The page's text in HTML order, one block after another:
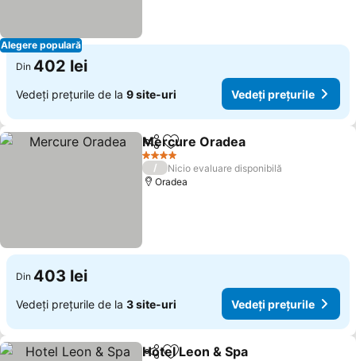
Alegere populară
Din 402 lei
Vedeți prețurile de la 9 site-uri Vedeți prețurile
DistribuițiAdăugaţi la favorite
Mercure Oradea
4 Stele
/
Nicio evaluare disponibilă
Oradea
Din 403 lei
Vedeți prețurile de la 3 site-uri Vedeți prețurile
Hotel Leon & Spa